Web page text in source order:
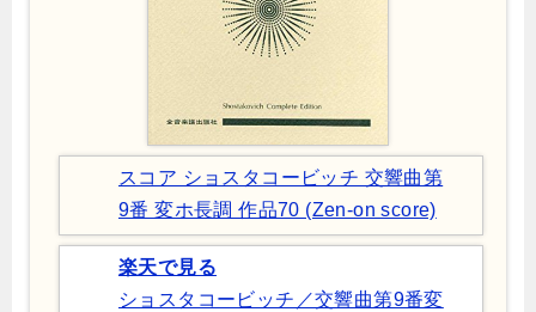
スコア ショスタコービッチ 交響曲第
9番 変ホ長調 作品70 (Zen‐on score)
楽天で見る
ショスタコービッチ／交響曲第9番変